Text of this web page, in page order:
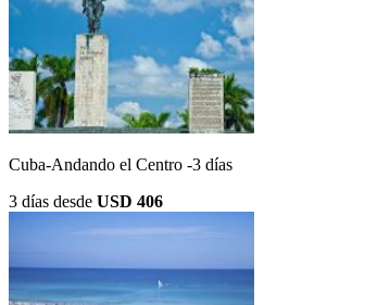
Cuba-Andando el Centro -3 días
3 días desde USD 406